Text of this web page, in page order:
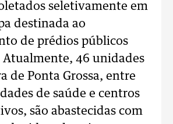
seletivamente em
destinada ao
de prédios públicos
46 unidades
de Ponta Grossa, entre
de saúde e centros
são abastecidas com